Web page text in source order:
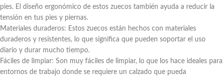
pies. El diseño ergonómico de estos zuecos también ayuda a reducir la
tensión en tus pies y piernas.
Materiales duraderos: Estos zuecos están hechos con materiales
duraderos y resistentes, lo que significa que pueden soportar el uso
diario y durar mucho tiempo.
Fáciles de limpiar: Son muy fáciles de limpiar, lo que los hace ideales para
entornos de trabajo donde se requiere un calzado que pueda